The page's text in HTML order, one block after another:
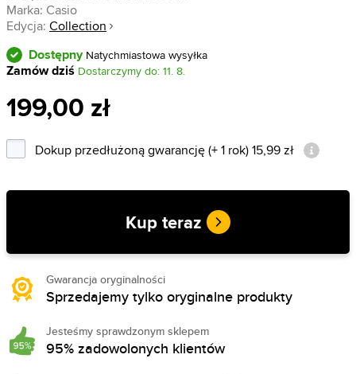
Marka: Casio
Edycja: Collection
Dostępny Natychmiastowa wysyłka
Zamów dziś Dostarczymy do: 11. 8.
199,00 zł
Dokup przedłużoną gwarancję (+ 1 rok) 15,99 zł
Kup teraz
Gwarancja oryginalności
Sprzedajemy tylko oryginalne produkty
Jesteśmy sprawdzonym sklepem
95% zadowolonych klientów